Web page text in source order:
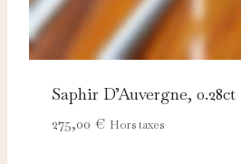
Saphir D’Auvergne, 0.28ct
275,00 € Hors taxes